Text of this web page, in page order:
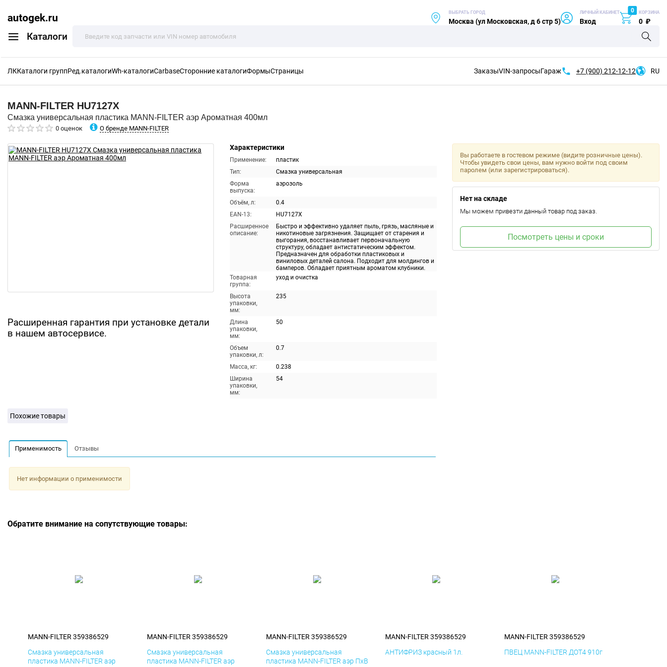
autogek.ru
Каталоги
ВЫБРАТЬ ГОРОД
Москва (ул Московская, д 6 стр 5)
ЛИЧНЫЙ КАБИНЕТ
Вход
0 КОРЗИНА
0 ₽
ЛККаталоги группРед.каталогиWh-каталогиCarbaseСторонние каталогиФормыСтраницы ЗаказыVIN-запросыГараж +7 (900) 212-12-12 RU
MANN-FILTER HU7127X
Смазка универсальная пластика MANN-FILTER аэр Ароматная 400мл
0 оценок О бренде MANN-FILTER
Расширенная гарантия при установке детали
в нашем автосервисе.
Характеристики
Применение:
пластик
Тип:
Смазка универсальная
Форма
выпуска:
аэрозоль
Объём, л:
0.4
EAN-13:
HU7127X
Расширенное
описание:
Быстро и эффективно удаляет пыль, грязь, масляные и
никотиновые загрязнения. Защищает от старения и
выгорания, восстанавливает первоначальную
структуру, обладает антистатическим эффектом.
Предназначен для обработки пластиковых и
виниловых деталей салона. Подходит для молдингов и
бамперов. Обладает приятным ароматом клубники.
Товарная
группа:
уход и очистка
Высота
упаковки,
мм:
235
Длина
упаковки,
мм:
50
Объем
упаковки, л:
0.7
Масса, кг:
0.238
Ширина
упаковки,
мм:
54
Вы работаете в гостевом режиме (видите розничные цены).
Чтобы увидеть свои цены, вам нужно войти под своим
паролем (или зарегистрироваться).
Нет на складе
Мы можем привезти данный товар под заказ.
Посмотреть цены и сроки
Похожие товары
Применимость Отзывы
Нет информации о применимости
Обратите внимание на сопутствующие товары:
MANN-FILTER 359386529
Смазка универсальная
пластика MANN-FILTER аэр
MANN-FILTER 359386529
Смазка универсальная
пластика MANN-FILTER аэр
MANN-FILTER 359386529
Смазка универсальная
пластика MANN-FILTER аэр ПхВ
MANN-FILTER 359386529
АНТИФРИЗ красный 1л.
MANN-FILTER 359386529
ПВЕЦ MANN-FILTER ДОТ4 910г